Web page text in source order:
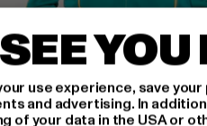
YOU
use experience, save
and advertising. In
of your data in the USA or